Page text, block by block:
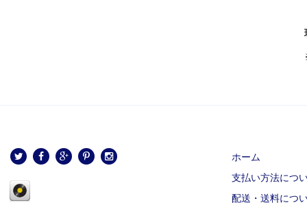
ホーム
支払い方法につ
配送・送料につ